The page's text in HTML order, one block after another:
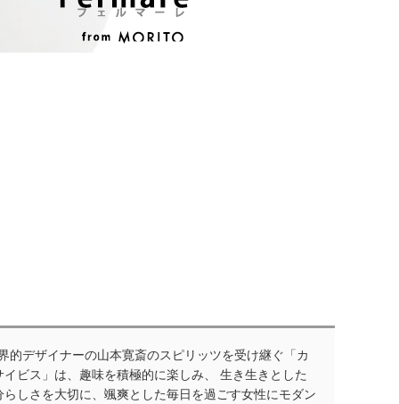
的デザイナーの山本寛斎のスピリッツを受け継ぐ「カ
イビス」は、趣味を積極的に楽しみ、 生き生きとした
らしさを大切に、颯爽とした毎日を過ごす女性にモダン